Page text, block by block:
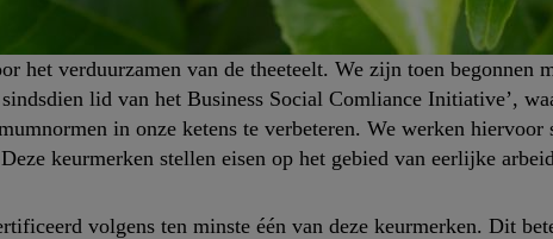
het verduurzamen van de theeteelt. We zijn toen begonnen
lid van het Business Social Comliance Initiative’,
in onze ketens te verbeteren. We werken
keurmerken stellen eisen op het gebied van eerlijke
volgens ten minste één van deze keurmerken. Dit